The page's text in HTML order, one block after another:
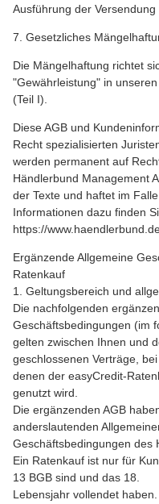
Ausführung der
7. Gesetzliches
Die Mängelhaftung richtet
"Gewährleistung" in
(Teil I).
Diese AGB und
Recht spezialisierten
werden permanent auf
Händlerbund Management
der Texte und haftet im
Informationen dazu finden
https://
Ergänzende Allgemeine
Ratenkauf
1. Geltungsbereich und
Die nachfolgenden
Geschäftsbedingungen (im
gelten zwischen Ihnen und
geschlossenen Verträge, bei
denen der easyCredit-
genutzt wird.
Die ergänzenden AGB
anderslautenden
Geschäftsbedingungen des
Ein Ratenkauf ist nur für
13 BGB sind und das 18.
Lebensjahr vollendet haben.